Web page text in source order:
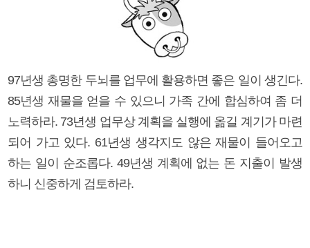
97년생 총명한 두뇌를 업무에 활용하면 좋은 일이 생긴다.
85년생 재물을 얻을 수 있으니 가족 간에 합심하여 좀 더
노력하라. 73년생 업무상 계획을 실행에 옮길 계기가 마련
되어 가고 있다. 61년생 생각지도 않은 재물이 들어오고
하는 일이 순조롭다. 49년생 계획에 없는 돈 지출이 발생
하니 신중하게 검토하라.